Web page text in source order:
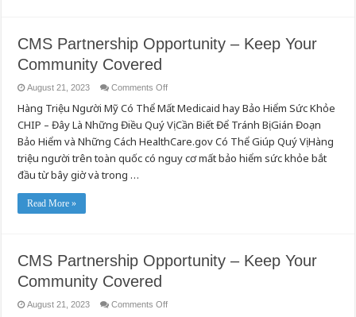
CMS Partnership Opportunity – Keep Your
Community Covered
August 21, 2023 Comments Offon
Partnership
Opportunity
–
Keep
Your
Community
Covered
Hàng Triệu Người Mỹ Có Thể Mất Medicaid hay Bảo Hiểm Sức Khỏe
CHIP – Đây Là Những Điều Quý Vị Cần Biết Để Tránh Bị Gián Đoạn
Bảo Hiểm và Những Cách HealthCare.gov Có Thể Giúp Quý Vị Hàng
triệu người trên toàn quốc có nguy cơ mất bảo hiểm sức khỏe bắt
đầu từ bây giờ và trong …
Read More »
CMS Partnership Opportunity – Keep Your
Community Covered
August 21, 2023 Comments Offon